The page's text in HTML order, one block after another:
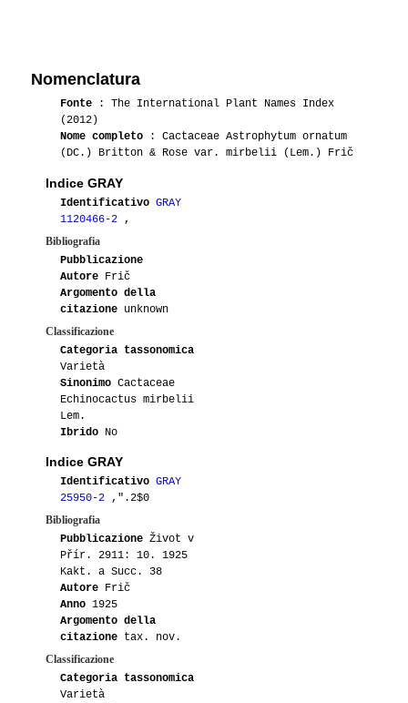
Nomenclatura
Fonte : The International Plant Names Index
(2012)
Nome completo : Cactaceae Astrophytum ornatum
(DC.) Britton & Rose var. mirbelii (Lem.) Frič
Indice GRAY
Identificativo GRAY
1120466-2 ,
Bibliografia
Pubblicazione
Autore Frič
Argomento della
citazione unknown
Classificazione
Categoria tassonomica
Varietà
Sinonimo Cactaceae
Echinocactus mirbelii
Lem.
Ibrido No
Indice GRAY
Identificativo GRAY
25950-2 ,".2$0
Bibliografia
Pubblicazione Život v
Přír. 2911: 10. 1925
Kakt. a Succ. 38
Autore Frič
Anno 1925
Argomento della
citazione tax. nov.
Classificazione
Categoria tassonomica
Varietà